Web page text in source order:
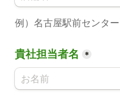
例）名古屋駅前センター
貴社担当者名 *